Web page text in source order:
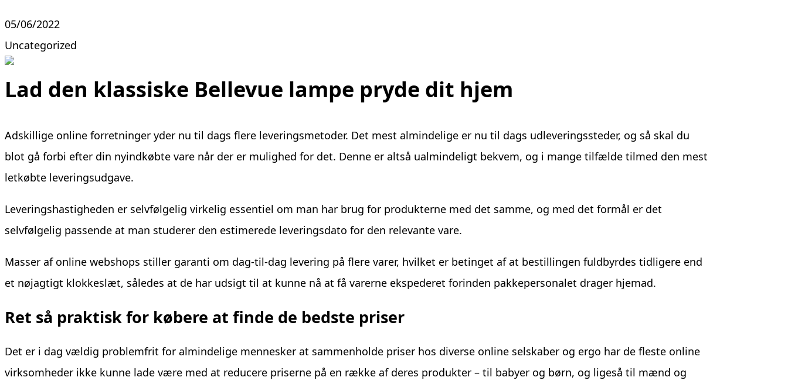
05/06/2022
Uncategorized
Lad den klassiske Bellevue lampe pryde dit hjem
Adskillige online forretninger yder nu til dags flere leveringsmetoder. Det mest almindelige er nu til dags udleveringssteder, og så skal du
blot gå forbi efter din nyindkøbte vare når der er mulighed for det. Denne er altså ualmindeligt bekvem, og i mange tilfælde tilmed den mest
letkøbte leveringsudgave.
Leveringshastigheden er selvfølgelig virkelig essentiel om man har brug for produkterne med det samme, og med det formål er det
selvfølgelig passende at man studerer den estimerede leveringsdato for den relevante vare.
Masser af online webshops stiller garanti om dag-til-dag levering på flere varer, hvilket er betinget af at bestillingen fuldbyrdes tidligere end
et nøjagtigt klokkeslæt, således at de har udsigt til at kunne nå at få varerne ekspederet forinden pakkepersonalet drager hjemad.
Ret så praktisk for købere at finde de bedste priser
Det er i dag vældig problemfrit for almindelige mennesker at sammenholde priser hos diverse online selskaber og ergo har de fleste online
virksomheder ikke kunne lade være med at reducere priserne på en række af deres produkter – til babyer og børn, og ligeså til mænd og